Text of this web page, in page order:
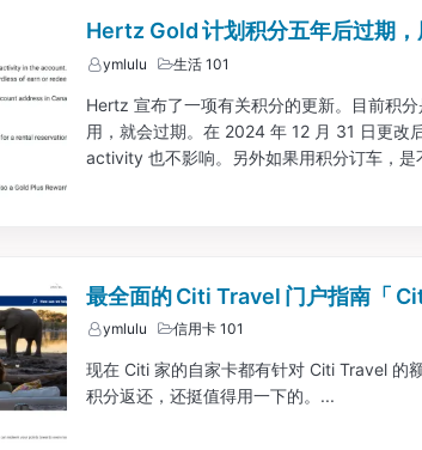
Hertz Gold 计划积分五年后过期
ymlulu 生活 101
Hertz 宣布了一项有关积分的更新。目前积
用，就会过期。在 2024 年 12 月 31 日更改
activity 也不影响。另外如果用积分订车，是
最全面的 Citi Travel 门户指南「
ymlulu 信用卡 101
现在 Citi 家的自家卡都有针对 Citi Travel 的
积分返还，还挺值得用一下的。...